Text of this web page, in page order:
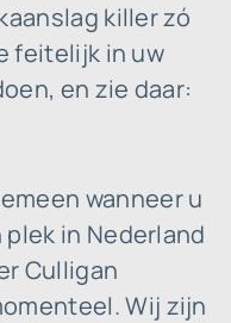
killer zó
feitelijk in uw
en zie daar:
wanneer u
in Nederland
Culligan
Wij zijn